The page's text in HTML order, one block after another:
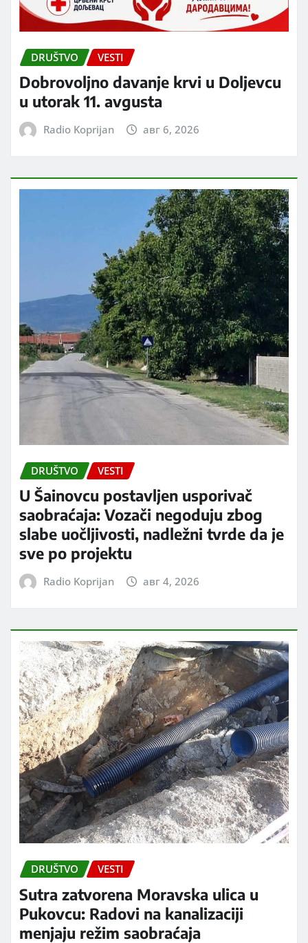
DRUŠTVO VESTI
Dobrovoljno davanje krvi u Doljevcu
u utorak 11. avgusta
Radio Koprijan авг 6, 2026
DRUŠTVO VESTI
U Šainovcu postavljen usporivač
saobraćaja: Vozači negoduju zbog
slabe uočljivosti, nadležni tvrde da je
sve po projektu
Radio Koprijan авг 4, 2026
DRUŠTVO VESTI
Sutra zatvorena Moravska ulica u
Pukovcu: Radovi na kanalizaciji
menjaju režim saobraćaja